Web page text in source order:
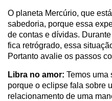
O planeta Mercúrio, que
sabedoria, porque essa
de contas e dívidas.
fica retrógrado, essa
Portanto avalie os passos
Libra no amor: Temos uma
porque o eclipse fala sobre
relacionamento de uma